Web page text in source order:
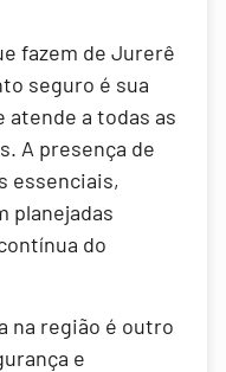
fazem de Jurerê
seguro é sua
a todas as
A presença de
essenciais,
planejadas
do
na região é outro
e